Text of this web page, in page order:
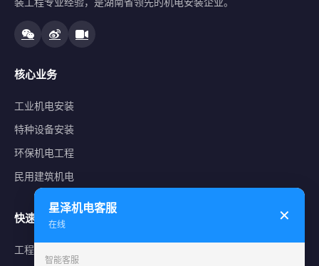
核心业务
工业机电安装
特种设备安装
环保机电工程
民用建筑机电
快速导航
工程案例
星泽机电客服
在线
✕
智能客服